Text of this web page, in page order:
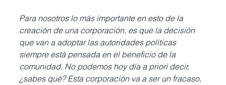
Para nosotros lo más importante en esto de la
creación de una corporación, es que la decisión
que van a adoptar las autoridades políticas
siempre está pensada en el beneficio de la
comunidad. No podemos hoy día a priori decir,
¿sabes qué? Esta corporación va a ser un fracaso,